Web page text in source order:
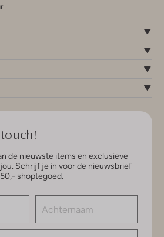
de nieuwste items en exclusieve
Schrijf je in voor de nieuwsbrief
shoptegoed.